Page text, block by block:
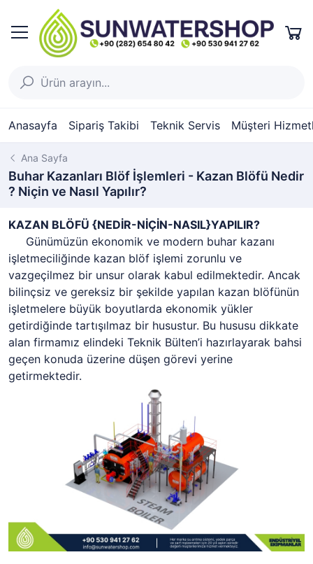
Anasayfa Sipariş Takibi Teknik Servis Müşteri
Ana Sayfa
Buhar Kazanları Blöf İşlemleri - Kazan Blöfü Nedir
? Niçin ve Nasıl Yapılır?
KAZAN BLÖFÜ {NEDİR-NİÇİN-NASIL}YAPILIR?
Günümüzün ekonomik ve modern buhar kazanı
işletmeciliğinde kazan blöf işlemi zorunlu ve
vazgeçilmez bir unsur olarak kabul edilmektedir. Ancak
bilinçsiz ve gereksiz bir şekilde yapılan kazan blöfünün
işletmelere büyük boyutlarda ekonomik yükler
getirdiğinde tartışılmaz bir husustur. Bu hususu dikkate
alan firmamız elindeki Teknik Bülten’i hazırlayarak bahsi
geçen konuda üzerine düşen görevi yerine
getirmektedir.